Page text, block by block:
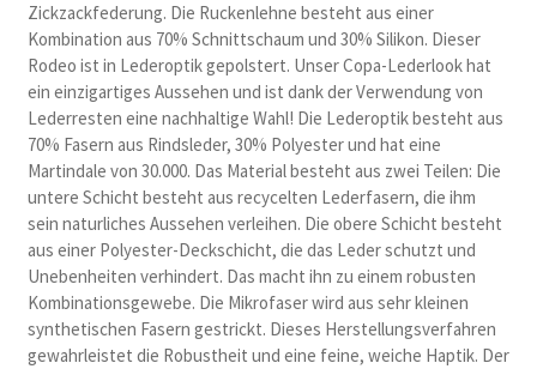
Zickzackfederung. Die Ruckenlehne besteht aus einer
Kombination aus 70% Schnittschaum und 30% Silikon. Dieser
Rodeo ist in Lederoptik gepolstert. Unser Copa-Lederlook hat
ein einzigartiges Aussehen und ist dank der Verwendung von
Lederresten eine nachhaltige Wahl! Die Lederoptik besteht aus
70% Fasern aus Rindsleder, 30% Polyester und hat eine
Martindale von 30.000. Das Material besteht aus zwei Teilen: Die
untere Schicht besteht aus recycelten Lederfasern, die ihm
sein naturliches Aussehen verleihen. Die obere Schicht besteht
aus einer Polyester-Deckschicht, die das Leder schutzt und
Unebenheiten verhindert. Das macht ihn zu einem robusten
Kombinationsgewebe. Die Mikrofaser wird aus sehr kleinen
synthetischen Fasern gestrickt. Dieses Herstellungsverfahren
gewahrleistet die Robustheit und eine feine, weiche Haptik. Der